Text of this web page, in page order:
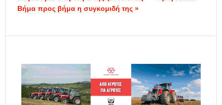
Βήμα προς βήμα η συγκομιδή της »